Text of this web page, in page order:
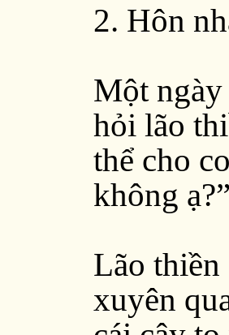
2. Hôn
Một
hỏi lão
thể cho
không
Lão thiền
xuyên